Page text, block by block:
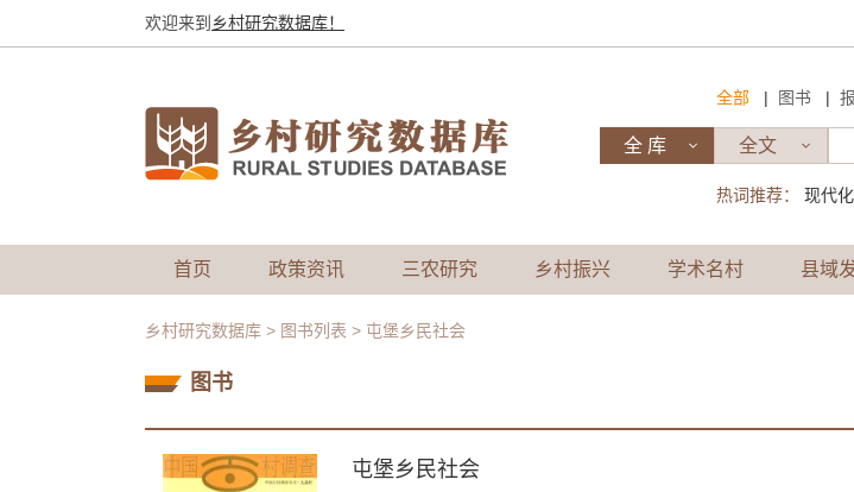
欢迎来到 乡村研究数据库！
全部 | 图书 |
热词推荐： 现代化
首页 政策资讯 三农研究 乡村振兴 学术名村 县域
乡村研究数据库 > 图书列表 > 屯堡乡民社会
图书
屯堡乡民社会